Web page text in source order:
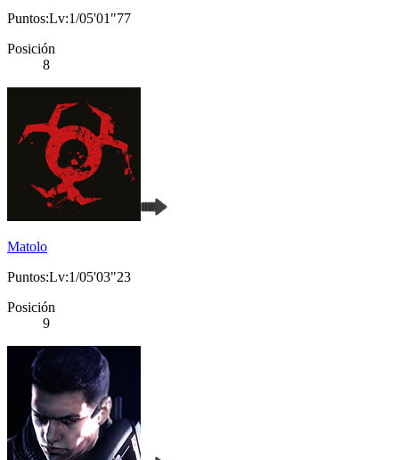
Puntos:Lv:1/05'01"77
Posición
8
Matolo
Puntos:Lv:1/05'03"23
Posición
9